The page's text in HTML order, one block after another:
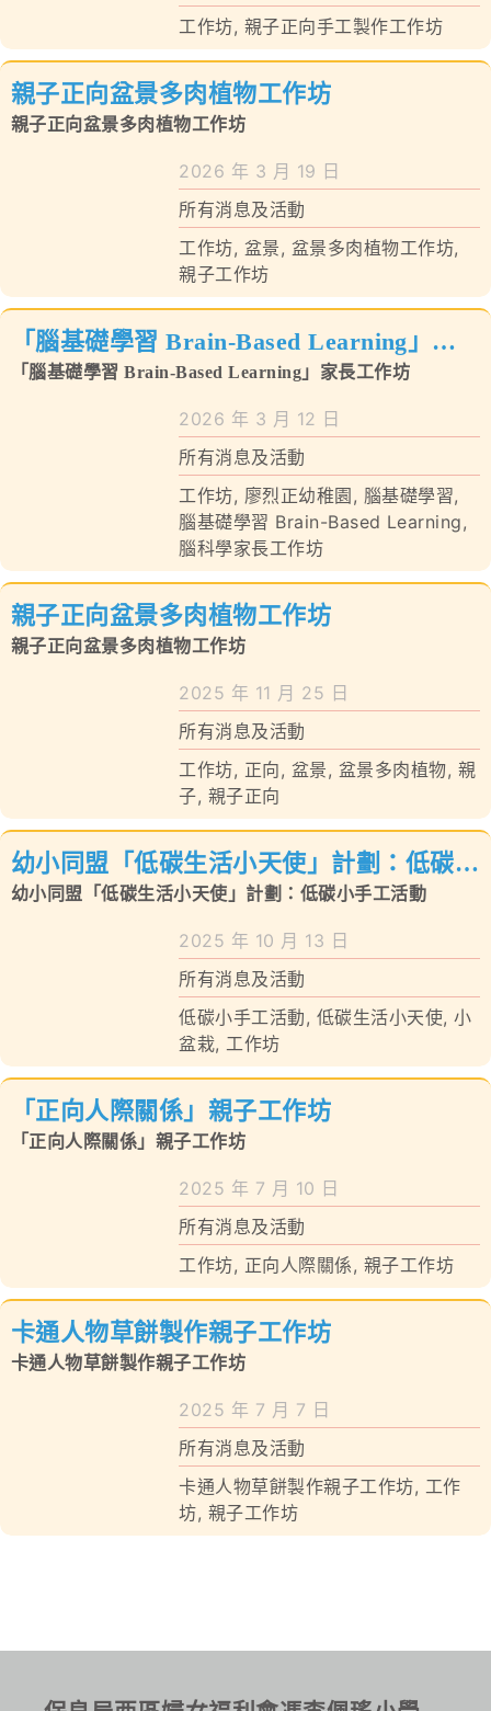
工作坊, 親子正向手工製作工作坊
親子正向盆景多肉植物工作坊
親子正向盆景多肉植物工作坊
2026 年 3 月 19 日
所有消息及活動
工作坊, 盆景, 盆景多肉植物工作坊,
親子工作坊
「腦基礎學習 Brain-Based Learning」家
長工作坊
「腦基礎學習 Brain-Based Learning」家長工作坊
2026 年 3 月 12 日
所有消息及活動
工作坊, 廖烈正幼稚園, 腦基礎學習,
腦基礎學習 Brain-Based Learning,
腦科學家長工作坊
親子正向盆景多肉植物工作坊
親子正向盆景多肉植物工作坊
2025 年 11 月 25 日
所有消息及活動
工作坊, 正向, 盆景, 盆景多肉植物, 親
子, 親子正向
幼小同盟「低碳生活小天使」計劃：低碳小
手工活動
幼小同盟「低碳生活小天使」計劃：低碳小手工活動
2025 年 10 月 13 日
所有消息及活動
低碳小手工活動, 低碳生活小天使,小
盆栽, 工作坊
「正向人際關係」親子工作坊
「正向人際關係」親子工作坊
2025 年 7 月 10 日
所有消息及活動
工作坊, 正向人際關係, 親子工作坊
卡通人物草餅製作親子工作坊
卡通人物草餅製作親子工作坊
2025 年 7 月 7 日
所有消息及活動
卡通人物草餅製作親子工作坊, 工作
坊, 親子工作坊